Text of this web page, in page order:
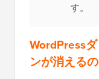
す。
WordPress
ンが消える